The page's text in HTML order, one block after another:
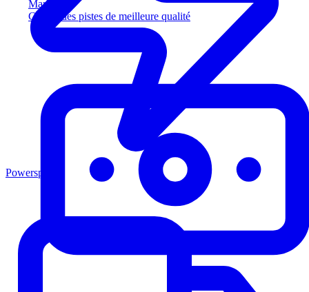
Marketing
Captez des pistes de meilleure qualité
Powersports